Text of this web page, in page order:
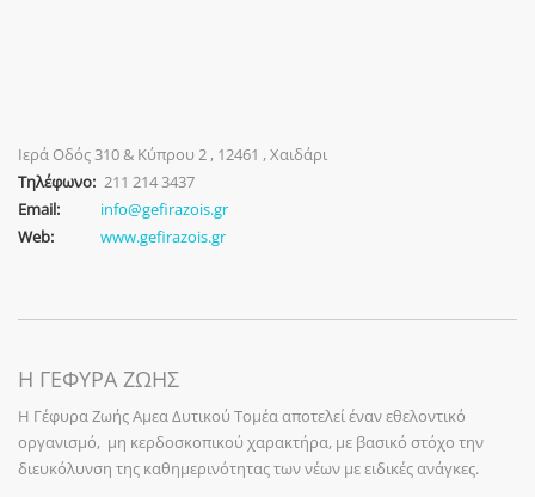
Ιερά Οδός 310 & Κύπρου 2 , 12461 , Χαιδάρι
Τηλέφωνο:211 214 3437
Email:
info@gefirazois.gr
Web:
www.gefirazois.gr
Η ΓΕΦΥΡΑ ΖΩΗΣ
Η Γέφυρα Ζωής Αμεα Δυτικού Τομέα αποτελεί έναν εθελοντικό
οργανισμό, μη κερδοσκοπικού χαρακτήρα, με βασικό στόχο την
διευκόλυνση της καθημερινότητας των νέων με ειδικές ανάγκες.